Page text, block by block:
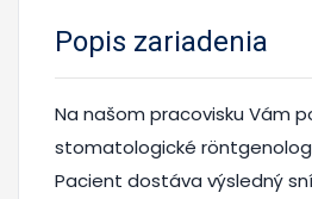
Popis zariadenia
Na našom pracovisku Vám
stomatologické
Pacient dostáva výsledný